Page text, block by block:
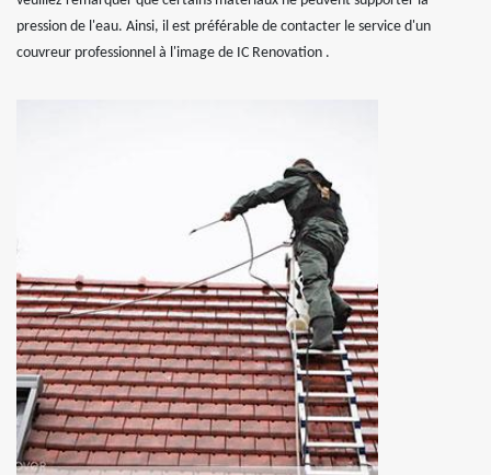
pression de l'eau. Ainsi, il est préférable de contacter le service d'un
couvreur professionnel à l'image de IC Renovation .